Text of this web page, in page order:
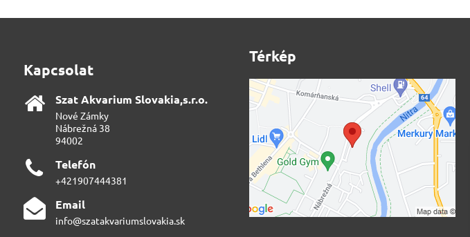
Kapcsolat
Szat Akvarium Slovakia,s​.r​.o​.
Nové Zámky
Nábrežná 38
94002
Telefón
+421907444381
Email
info@szatakvariumslovakia.sk
Térkép